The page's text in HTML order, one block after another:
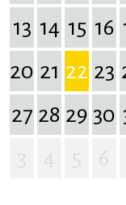
13 14 15 16
20 21 22 23
27 28 29 30